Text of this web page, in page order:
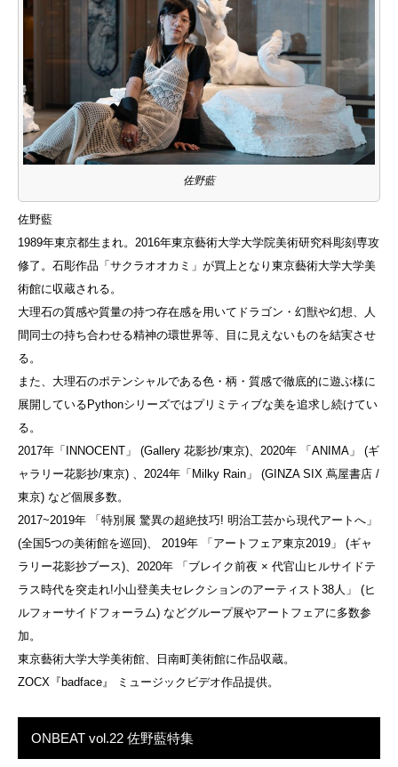
佐野藍
佐野藍
1989年東京都生まれ。2016年東京藝術大学大学院美術研究科彫刻専攻
修了。石彫作品「サクラオオカミ」が買上となり東京藝術大学大学美
術館に収蔵される。
大理石の質感や質量の持つ存在感を用いてドラゴン・幻獣や幻想、人
間同士の持ち合わせる精神の環世界等、目に見えないものを結実させ
る。
また、大理石のポテンシャルである色・柄・質感で徹底的に遊ぶ様に
展開しているPythonシリーズではプリミティブな美を追求し続けてい
る。
2017年「INNOCENT」 (Gallery 花影抄/東京)、2020年 「ANIMA」 (ギ
ャラリー花影抄/東京) 、2024年「Milky Rain」 (GINZA SIX 蔦屋書店 /
東京) など個展多数。
2017~2019年 「特別展 驚異の超絶技巧! 明治工芸から現代アートへ」
(全国5つの美術館を巡回)、 2019年 「アートフェア東京2019」 (ギャ
ラリー花影抄ブース)、2020年 「ブレイク前夜 × 代官山ヒルサイドテ
ラス時代を突走れ!小山登美夫セレクションのアーティスト38人」 (ヒ
ルフォーサイドフォーラム) などグループ展やアートフェアに多数参
加。
東京藝術大学大学美術館、日南町美術館に作品収蔵。
ZOCX『badface』 ミュージックビデオ作品提供。
ONBEAT vol.22 佐野藍特集